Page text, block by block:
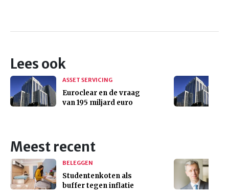
Lees ook
ASSET SERVICING
Euroclear en de vraag
van 195 miljard euro
Meest recent
BELEGGEN
Studentenkoten als
buffer tegen inflatie